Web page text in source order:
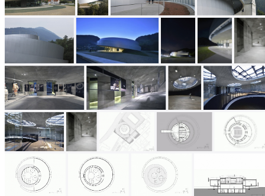
© Archiweb, s.r.o. 1997-2026
ISSN: 1801-3902